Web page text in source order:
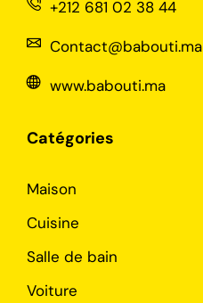
+212 681 02 38 44
Contact@babouti.ma
www.babouti.ma
Catégories
Maison
Cuisine
Salle de bain
Voiture